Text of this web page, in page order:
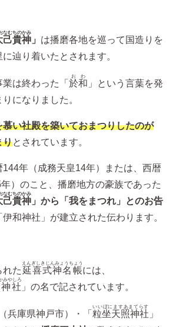
己貴神
なむちのかみ
」 は播磨各地を巡って国造りを
辿り着いたとされます。
は終わった「 於和
おわ
」という言葉を発
になりました。
慕い社殿を築いておまつりしたのが
りとされています。
144年（成務天皇14年）または、西暦
）のこと、播磨地方の豪族であった
己貴神
なむちのかみ
」から「我をまつれ」とのお告
伊和神社」が建立された伝わります。
れた延喜式神名帳
えんぎしきじんみょうちょう
には、
社
みやしろ
」の名で記されています。
兵庫県神戸市）・「 粒坐天照神社
いいぼにますあまてらす
」